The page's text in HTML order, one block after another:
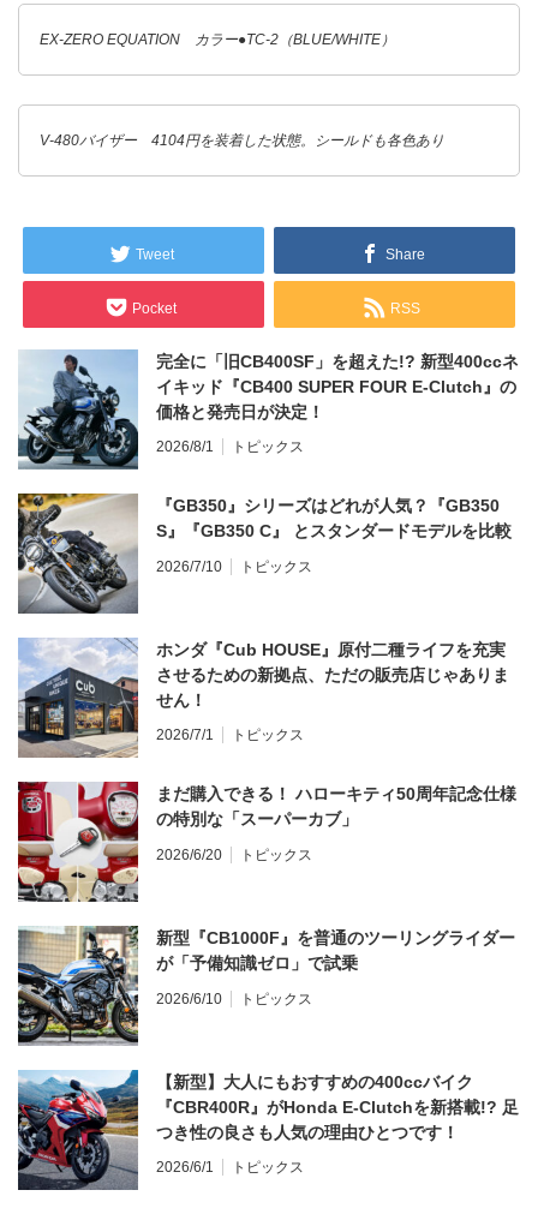
EX-ZERO EQUATION カラー●TC-2（BLUE/WHITE）
V-480バイザー 4104円を装着した状態。シールドも各色あり
Tweet Share
Pocket RSS
完全に「旧CB400SF」を超えた!? 新型400ccネ
イキッド『CB400 SUPER FOUR E-Clutch』の
価格と発売日が決定！
2026/8/1 トピックス
『GB350』シリーズはどれが人気？『GB350
S』『GB350 C』 とスタンダードモデルを比較
2026/7/10 トピックス
ホンダ『Cub HOUSE』原付二種ライフを充実
させるための新拠点、ただの販売店じゃありま
せん！
2026/7/1 トピックス
まだ購入できる！ ハローキティ50周年記念仕様
の特別な「スーパーカブ」
2026/6/20 トピックス
新型『CB1000F』を普通のツーリングライダー
が「予備知識ゼロ」で試乗
2026/6/10 トピックス
【新型】大人にもおすすめの400ccバイク
『CBR400R』がHonda E-Clutchを新搭載!? 足
つき性の良さも人気の理由ひとつです！
2026/6/1 トピックス